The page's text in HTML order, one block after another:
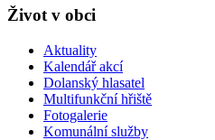
Život v obci
Aktuality
Kalendář akcí
Dolanský hlasatel
Multifunkční hřiště
Fotogalerie
Komunální služby